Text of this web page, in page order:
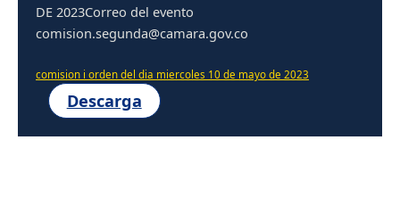
DE 2023Correo del evento
comision.segunda@camara.gov.co
comision i orden del dia miercoles 10 de mayo de 2023
Descarga